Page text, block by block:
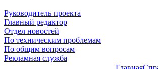
Руководитель проекта
Главный редактор
Отдел новостей
По техническим проблемам
По общим вопросам
Рекламная служба